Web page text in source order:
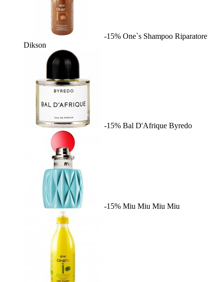
-15% One`s Shampoo Riparatore
Dikson
-15% Bal D'Afrique Byredo
-15% Miu Miu Miu Miu